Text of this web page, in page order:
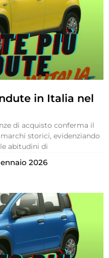
in Italia nel
di acquisto conferma il
storici, evidenziando
abitudini di
2026